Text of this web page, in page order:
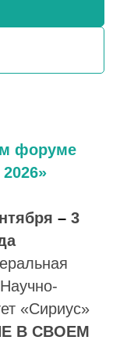
форуме
– 3
«Сириус»
В СВОЕМ